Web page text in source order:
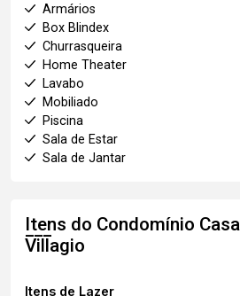
Armários
Box Blindex
Churrasqueira
Home Theater
Lavabo
Mobiliado
Piscina
Sala de Estar
Sala de Jantar
Itens do Condomínio Casa
Villagio
Itens de Lazer